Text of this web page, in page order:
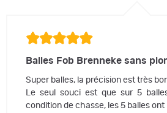
Balles Fob Brenneke sans
Super balles, la précision est très
Le seul souci est que sur 5
condition de chasse, les 5 balles